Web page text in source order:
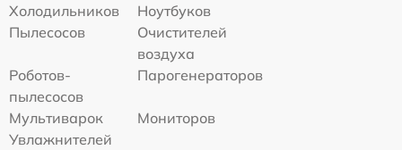
Холодильников
Ноутбуков
Пылесосов
Очистителей
воздуха
Роботов-
пылесосов
Парогенераторов
Мультиварок
Мониторов
Увлажнителей